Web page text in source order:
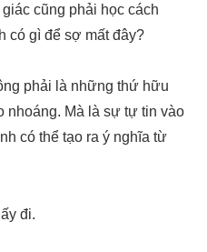
cũng phải học cách
có gì để sợ mất đây?
phải là những thứ hữu
nhoáng. Mà là sự tự tin vào
có thể tạo ra ý nghĩa từ
đi.